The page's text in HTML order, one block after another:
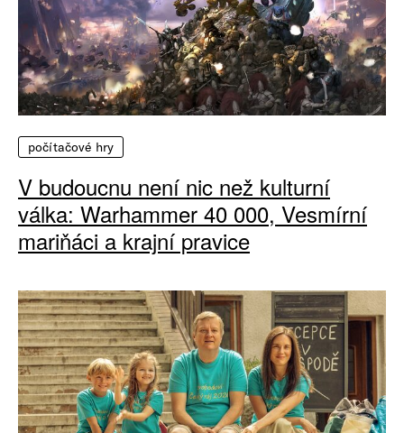
počítačové hry
V budoucnu není nic než kulturní
válka: Warhammer 40 000, Vesmírní
mariňáci a krajní pravice